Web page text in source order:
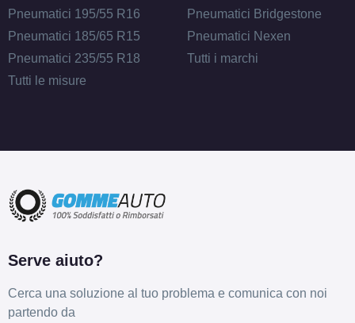
Pneumatici 195/55 R16
Pneumatici 185/65 R15
Pneumatici 235/55 R18
Tutti le misure
Pneumatici Bridgestone
Pneumatici Nexen
Tutti i marchi
Serve aiuto?
Cerca una soluzione al tuo problema e comunica con noi
partendo da